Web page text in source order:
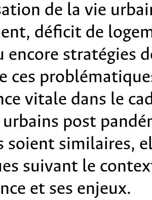
de la vie
déficit de
encore stratégies
ces
vitale dans le
post
soient similaires,
suivant le
et ses enjeux.